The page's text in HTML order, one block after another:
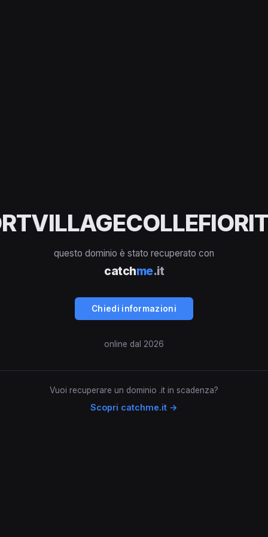
questo dominio è stato recuperato con
catchme.it
Chiedi informazioni
online dal 2026
Vuoi recuperare un dominio .it in scadenza?
Scopri catchme.it →